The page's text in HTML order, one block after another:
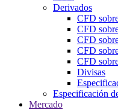
Derivados
CFD
CFD
CFD
CFD
CFD
Divisas
Especificación
Mercado